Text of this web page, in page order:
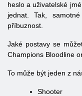
heslo a uživatelské
jednat. Tak,
příbuznost.
Jaké postavy se
Champions Bloodline
To může být jeden z
Shooter